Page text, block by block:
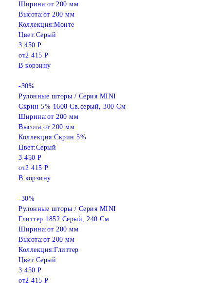
Ширина:от 200 мм
Высота:от 200 мм
Коллекция:Монте
Цвет:Серый
3 450 Р
от2 415 Р
В корзину
-30%
Рулонные шторы / Серия MINI
Скрин 5% 1608 Св.серый, 300 См
Ширина:от 200 мм
Высота:от 200 мм
Коллекция:Скрин 5%
Цвет:Серый
3 450 Р
от2 415 Р
В корзину
-30%
Рулонные шторы / Серия MINI
Глиттер 1852 Серый, 240 См
Ширина:от 200 мм
Высота:от 200 мм
Коллекция:Глиттер
Цвет:Серый
3 450 Р
от2 415 Р